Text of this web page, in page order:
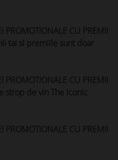
PROMOTIONALE CU PREMII
tai si premiile sunt doar
PROMOTIONALE CU PREMII
strop de vin The Iconic
PROMOTIONALE CU PREMII